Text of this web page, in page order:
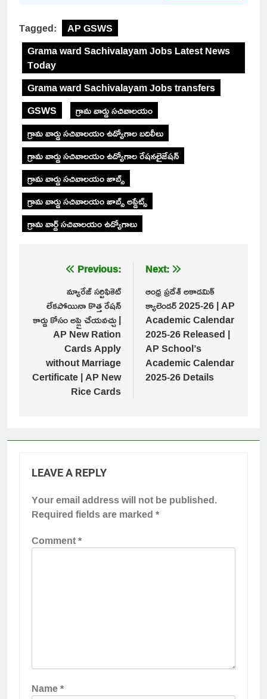
Tagged:
AP GSWS
Grama ward Sachivalayam Jobs Latest News
Today
Grama ward Sachivalayam Jobs transfers
GSWS
గ్రామ వార్డు సచివాలయం
గ్రామ వార్డు సచివాలయం ఉద్యోగాల బదిలీలు
గ్రామ వార్డు సచివాలయం ఉద్యోగాల రేషనలైజేషన్
గ్రామ వార్డు సచివాలయం జాబ్స్
గ్రామ వార్డు సచివాలయం జాబ్స్ అప్డేట్స్
గ్రామ వార్డ్ సచివాలయం ఉద్యోగాలు
navigation
Previous:
మ్యారేజ్ సర్టిఫికెట్
లేకపోయినా కొత్త రేషన్
కార్డు కోసం అప్లై చేయవచ్చు |
AP New Ration
Cards Apply
without Marriage
Certificate | AP New
Rice Cards
Next:
ఆంధ్ర ప్రదేశ్ అకాడమిక్
క్యాలెండర్ 2025-26 | AP
Academic Calendar
2025-26 Released |
AP School’s
Academic Calendar
2025-26 Details
LEAVE A REPLY
Your email address will not be published.
Required fields are marked*
Comment*
Name*